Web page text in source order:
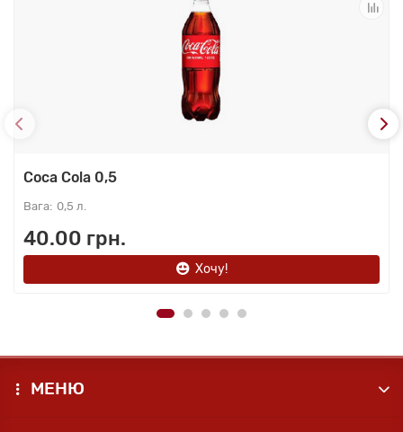
Coca Cola 0,5
0,5 л.
40.00 грн.
Хочу!
МЕНЮ